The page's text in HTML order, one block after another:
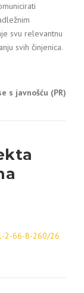
svu relevantnu
svih činjenica.
s javnošću (PR)
1-2-66-8-260/26